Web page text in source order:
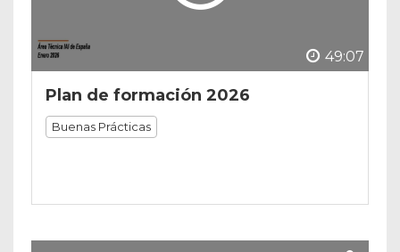
49:07
Plan de formación 2026
Buenas Prácticas